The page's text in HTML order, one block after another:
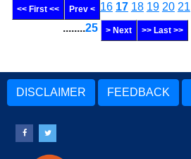
<< First << Prev < 16 17 18 19 20 21
........25 > Next >> Last >>
DISCLAIMER FEEDBACK